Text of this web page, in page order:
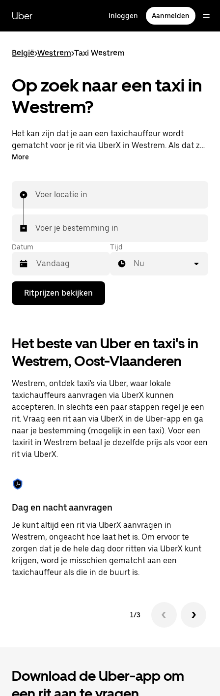
naar
hoofdinhoud
Uber Inloggen Aanmelden
België>Westrem>Taxi Westrem
Op zoek naar een taxi in
Westrem?
Het kan zijn dat je aan een taxichauffeur wordt
gematcht voor je rit via UberX in Westrem. Als dat zo
is, profiteer je van dezelfde 24/7 beschikbaarheid en
More
Voer locatie in
Voer je bestemming in
Datum
Druk
de
de
agenda
te
openen
een
datum
selecteren.
Druk
op
Escape
om
de
sluiten.
Tijd
Nu
Ritprijzen bekijken
Het beste van Uber en taxi's in
Westrem, Oost-Vlaanderen
Westrem, ontdek taxi's via Uber, waar lokale
taxichauffeurs aanvragen via UberX kunnen
accepteren. In slechts een paar stappen regel je een
rit. Vraag een rit aan via UberX in de Uber-app en ga
naar je bestemming (mogelijk in een taxi). Voor een
taxirit in Westrem betaal je dezelfde prijs als voor een
rit via UberX.
Dag en nacht aanvragen
Je kunt altijd een rit via UberX aanvragen in
Westrem, ongeacht hoe laat het is. Om ervoor te
zorgen dat je de hele dag door ritten via UberX kunt
krijgen, word je misschien gematcht aan een
taxichauffeur als die in de buurt is.
1/3
Download de Uber-app om